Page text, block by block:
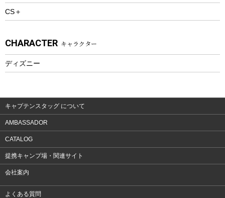
ウェルネス
ウェア、タオル
ウェア
CS＋
CHARACTER キャラクター
ディズニー
キャプテンスタッグ について
AMBASSADOR
CATALOG
提携キャンプ場・関連サイト
会社案内
よくある質問